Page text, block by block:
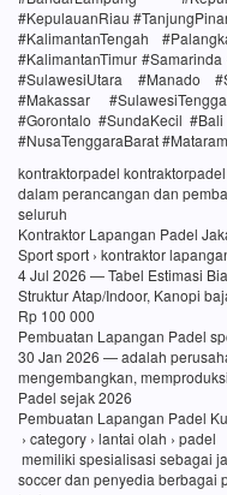
#KepulauanRiau
#KalimantanTengah
#KalimantanTimur
#SulawesiUtara #Manado
#Makassar
#Gorontalo #SundaKecil
#NusaTenggaraBarat
kontraktorpadel
dalam perancangan dan
seluruh
Kontraktor Lapangan Padel
Sport sport › kontraktor
4 Jul 2026 — Tabel Estimasi
Struktur Atap/Indoor, Kanopi
Rp 100 000
Pembuatan Lapangan Padel
30 Jan 2026 — adalah
mengembangkan,
Padel sejak 2026
Pembuatan Lapangan Padel
› category › lantai olah › padel
memiliki spesialisasi sebagai
soccer dan penyedia berbagai